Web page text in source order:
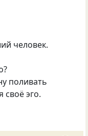
человек.
поливать
своё эго.